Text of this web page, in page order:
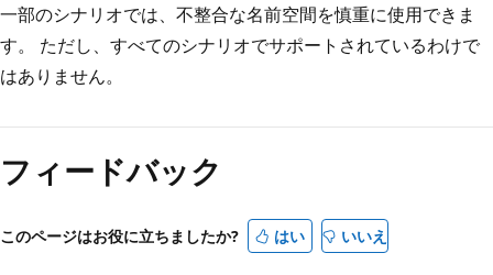
一部のシナリオでは、不整合な名前空間を慎重に使用できま
す。 ただし、すべてのシナリオでサポートされているわけで
はありません。
フィードバック
このページはお役に立ちましたか? はい いいえ